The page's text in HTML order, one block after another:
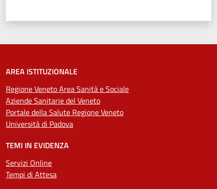
AREA ISTITUZIONALE
Regione Veneto Area Sanità e Sociale
Aziende Sanitarie del Veneto
Portale della Salute Regione Veneto
Università di Padova
TEMI IN EVIDENZA
Servizi Online
Tempi di Attesa